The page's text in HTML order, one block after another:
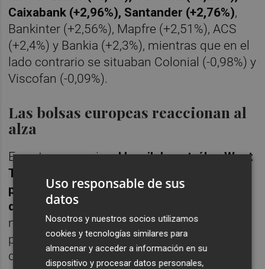
Caixabank (+2,96%), Santander (+2,76%),
Bankinter (+2,56%), Mapfre (+2,51%), ACS
(+2,4%) y Bankia (+2,3%), mientras que en el
lado contrario se situaban Colonial (-0,98%) y
Viscofan (-0,09%).
Las bolsas europeas reaccionan al
alza
En este escenario,el barril de petróleo West
Texas Intermediate (WTI), de referencia
para Estados Unidos, cotizaba en 47
dólaresa las 9.01 horas, tras subir un 1,5%,
mientras que el crudo brent, de referencia
para Europa, marcaba un precio de 50
dólares, con un ascenso del 1,5%.
Uso responsable de sus
datos
Nosotros y nuestros socios utilizamos
cookies y tecnologías similares para
almacenar y acceder a información en su
dispositivo y procesar datos personales,